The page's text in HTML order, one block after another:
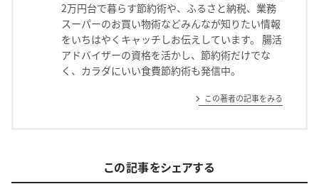
2万円台で暮らす節約術や、ふるさと納税、業務
スーパーのお買い物術などみんなが知りたい情報
をいちはやくキャッチしお伝えしています。 腸活
アドバイザーの資格を活かし、節約術だけでな
く、カラダにいい食費節約術も発信中。
この著者の記事をみる
この記事をシェアする